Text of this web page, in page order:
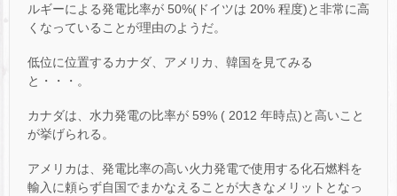
ルギーによる発電比率が 50%(ドイツは 20% 程度)と非常に高
くなっていることが理由のようだ。
低位に位置するカナダ、アメリカ、韓国を見てみる
と・・・。
カナダは、水力発電の比率が 59% ( 2012 年時点)と高いこと
が挙げられる。
アメリカは、発電比率の高い火力発電で使用する化石燃料を
輸入に頼らず自国でまかなえることが大きなメリットとなっ